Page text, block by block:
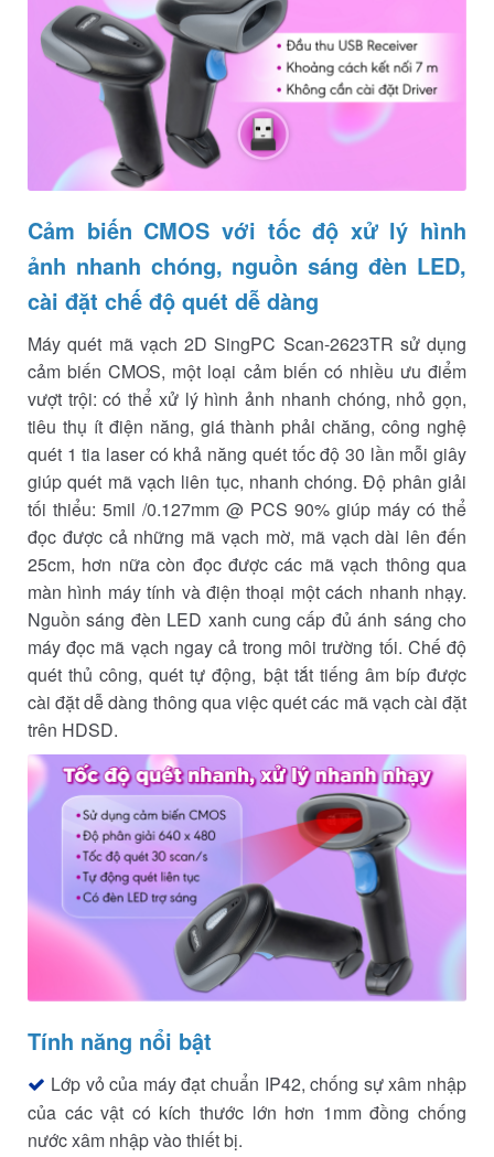
Cảm biến CMOS với tốc độ xử lý hình
ảnh nhanh chóng, nguồn sáng đèn LED,
cài đặt chế độ quét dễ dàng
Máy quét mã vạch 2D SingPC Scan-2623TR sử dụng
cảm biến CMOS, một loại cảm biến có nhiều ưu điểm
vượt trội: có thể xử lý hình ảnh nhanh chóng, nhỏ gọn,
tiêu thụ ít điện năng, giá thành phải chăng, công nghệ
quét 1 tia laser có khả năng quét tốc độ 30 lần mỗi giây
giúp quét mã vạch liên tục, nhanh chóng. Ðộ phân giải
tối thiểu: 5mil /0.127mm @ PCS 90% giúp máy có thể
đọc được cả những mã vạch mờ, mã vạch dài lên đến
25cm, hơn nữa còn đọc được các mã vạch thông qua
màn hình máy tính và điện thoại một cách nhanh nhạy.
Nguồn sáng đèn LED xanh cung cấp đủ ánh sáng cho
máy đọc mã vạch ngay cả trong môi trường tối. Chế độ
quét thủ công, quét tự động, bật tắt tiếng âm bíp được
cài đặt dễ dàng thông qua việc quét các mã vạch cài đặt
trên HDSD.
Tính năng nổi bật
Lớp vỏ của máy đạt chuẩn IP42, chống sự xâm nhập
của các vật có kích thước lớn hơn 1mm đồng chống
nước xâm nhập vào thiết bị.